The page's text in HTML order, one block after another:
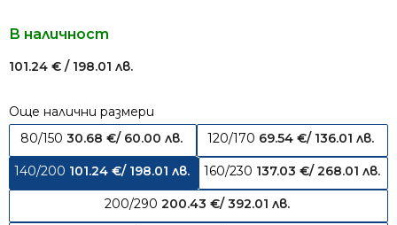
В наличност
101.24 € / 198.01 лв.
Още налични размери
80/150 30.68 €/ 60.00 лв. 120/170 69.54€/ 136.01 лв.
140/200 101.24€/ 198.01 лв. 160/230 137.03 €/ 268.01 лв.
200/290 200.43 €/ 392.01 лв.